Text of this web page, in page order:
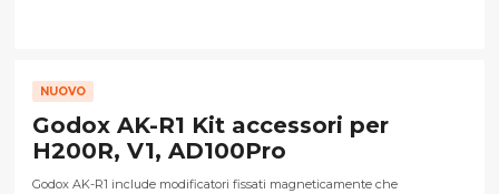
NUOVO
Godox AK-R1 Kit accessori per
H200R, V1, AD100Pro
Godox AK-R1 include modificatori fissati magneticamente che